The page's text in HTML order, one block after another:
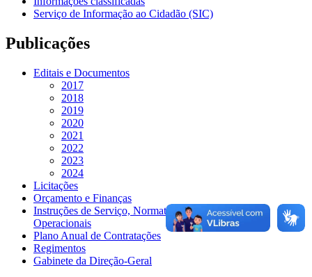
Serviço de Informação ao Cidadão (SIC)
Publicações
Editais e Documentos
2017
2018
2019
2020
2021
2022
2023
2024
Licitações
Orçamento e Finanças
Instruções de Serviço, Normativas e Procedimentos
Operacionais
Plano Anual de Contratações
Regimentos
Gabinete da Direção-Geral